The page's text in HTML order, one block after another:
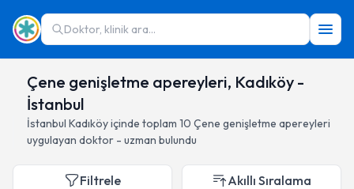
Doktor, klinik ara...
Çene genişletme apereyleri, Kadıköy -
İstanbul
İstanbul Kadıköyiçinde toplam 10 Çene genişletme apereyleri
uygulayan doktor - uzman bulundu
Filtrele Akıllı Sıralama